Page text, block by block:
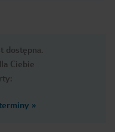
dostępna.
Ciebie
»